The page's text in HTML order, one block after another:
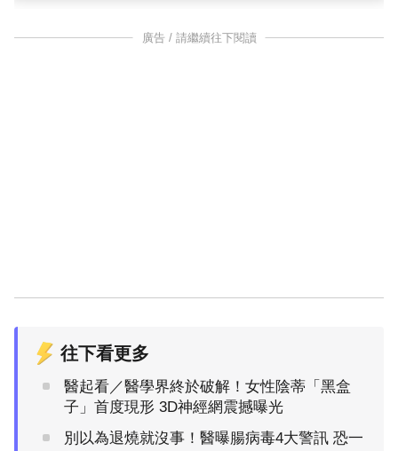
廣告 / 請繼續往下閱讀
往下看更多
醫起看／醫學界終於破解！女性陰蒂「黑盒
子」首度現形 3D神經網震撼曝光
別以為退燒就沒事！醫曝腸病毒4大警訊 恐一